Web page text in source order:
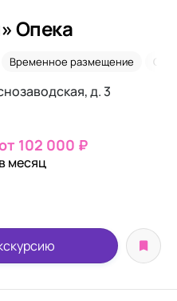
Опека
Временное размещение
д. 3
102 000 ₽
в месяц